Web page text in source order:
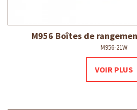
M956 Boîtes de
M956-21W
VOIR PLUS